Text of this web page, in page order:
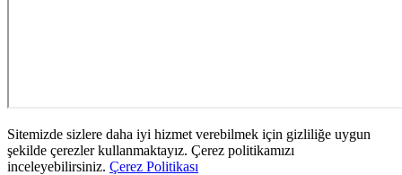
Sitemizde sizlere daha iyi hizmet verebilmek için gizliliğe uygun
şekilde çerezler kullanmaktayız. Çerez politikamızı
inceleyebilirsiniz. Çerez Politikası